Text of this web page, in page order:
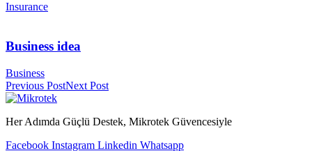
Insurance
Business idea
Business
Previous PostNext Post
Her Adımda Güçlü Destek, Mikrotek Güvencesiyle
Facebook Instagram Linkedin Whatsapp